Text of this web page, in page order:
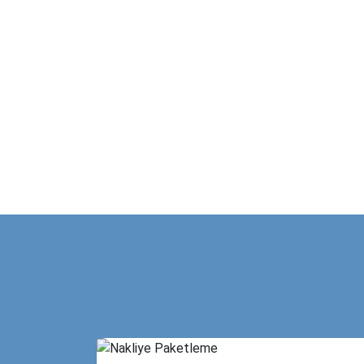
Türkiye’nin dört bir yanına uzanan geniş nakliye